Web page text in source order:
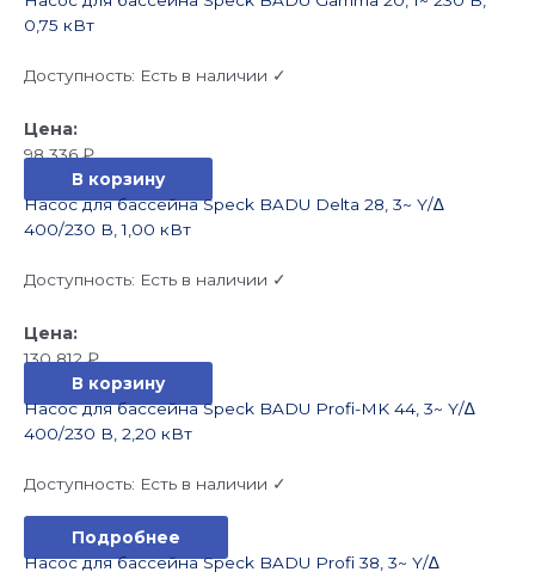
0,75 кВт
Доступность: Есть в наличии ✓
98 336₽
В корзину
Насос для бассейна Speck BADU Delta 28, 3~ Y/∆
400/230 В, 1,00 кВт
Доступность: Есть в наличии ✓
130 812₽
В корзину
Насос для бассейна Speck BADU Profi-MK 44, 3~ Y/∆
400/230 В, 2,20 кВт
Доступность: Есть в наличии ✓
Подробнее
Насос для бассейна Speck BADU Profi 38, 3~ Y/∆